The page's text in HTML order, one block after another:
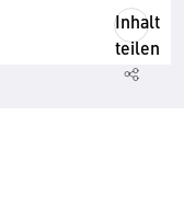
Inhalt
teilen